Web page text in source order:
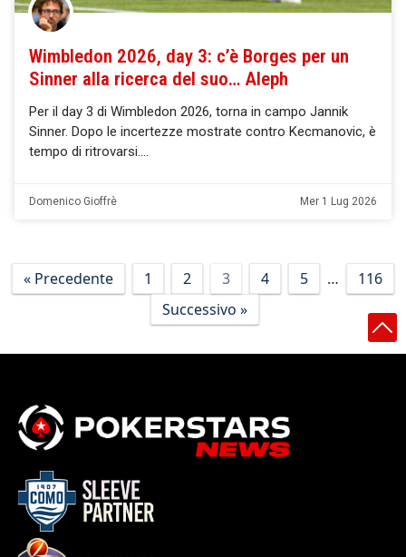
Wimbledon 2026, day 3: c’è Borges per un
Sinner alla ricerca del suo… Aleph
Per il day 3 di Wimbledon 2026, torna in campo Jannik
Sinner. Dopo le incertezze mostrate contro Kecmanovic, è
tempo di ritrovarsi.
Domenico Gioffrè Mer 1 Lug 2026
« Precedente 1 2 3 4 5 …
116
Successivo »